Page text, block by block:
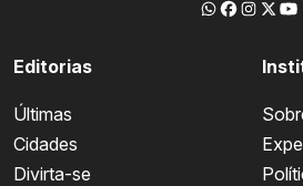
Editorias
Últimas
Cidades
Divirta-se